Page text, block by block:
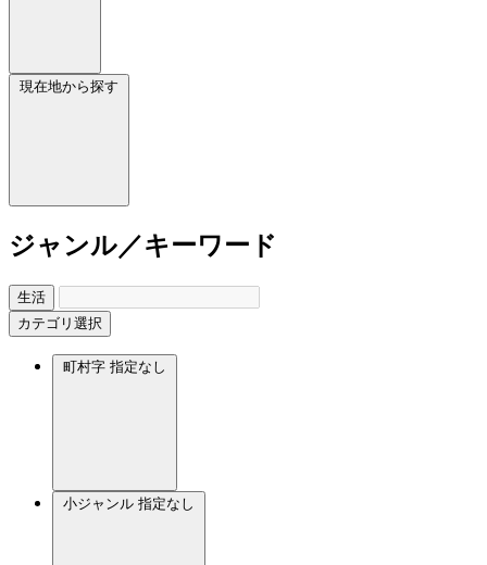
現在地から探す
ジャンル／キーワード
生活
カテゴリ選択
町村字 指定なし
小ジャンル 指定なし